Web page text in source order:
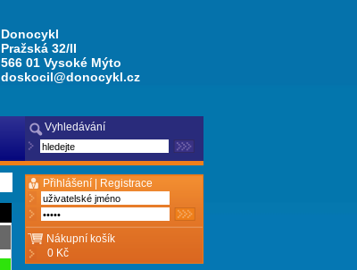
Donocykl
Pražská 32/II
566 01 Vysoké Mýto
doskocil@donocykl.cz
Vyhledávání
Přihlášení | Registrace
Nákupní košík
0 Kč